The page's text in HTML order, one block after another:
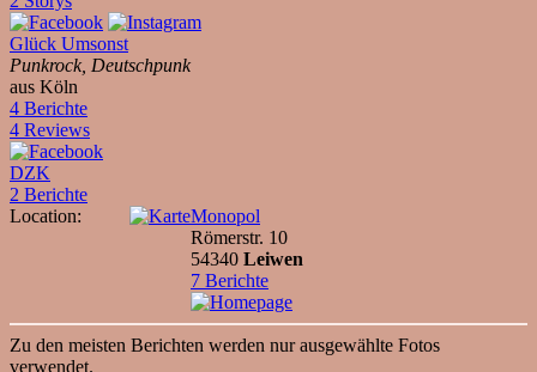
Glück Umsonst
Punkrock, Deutschpunk
aus Köln
4 Berichte
4 Reviews
DZK
2 Berichte
Location:
Monopol
Römerstr. 10
54340 Leiwen
7 Berichte
Zu den meisten Berichten werden nur ausgewählte Fotos
verwendet.